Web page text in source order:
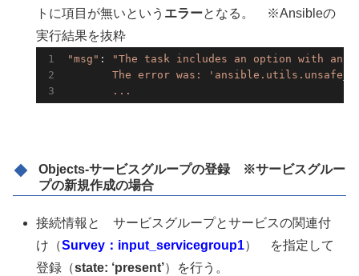
トに項目が無いという エラーとなる。 ※Ansibleの
実行結果を抜粋
"msg" :
"The task includes an option with an
The error was:
       ...
Objects-サービスグループの登録 ※サービスグルー
プの新規作成の場合
接続情報と サービスグループとサービスの関連付
け（Survey：input_servicegroup1） を指定して
登録（state: ‘present’）を行う。